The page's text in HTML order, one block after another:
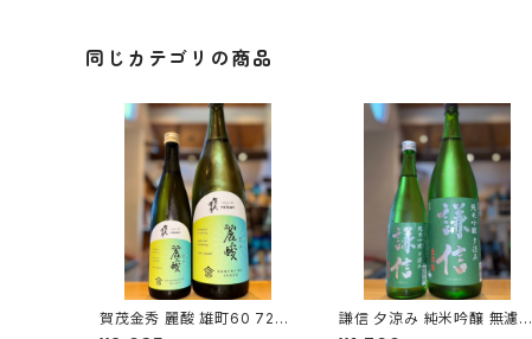
同じカテゴリの商品
賀茂金秀 麗酸 雄町60 720
謙信 夕涼み 純米吟醸 無濾過